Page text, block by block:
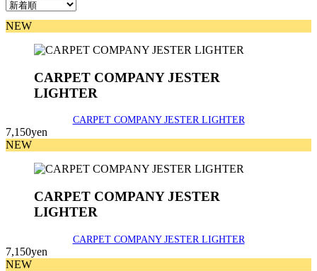
NEW
CARPET COMPANY JESTER
LIGHTER
CARPET COMPANY JESTER LIGHTER
7,150yen
NEW
CARPET COMPANY JESTER
LIGHTER
CARPET COMPANY JESTER LIGHTER
7,150yen
NEW